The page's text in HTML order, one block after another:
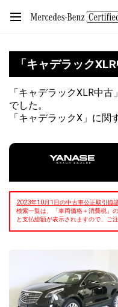
「キャデラック
「キャデラックXLR中
でした。
「キャデラックX」に関
2023年10月1日の中古車公正取引協
検索一覧は、「車両価格＋消費税」
と支払総額が表示されますので、ご